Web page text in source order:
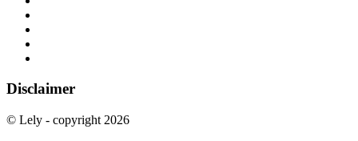
Disclaimer
© Lely - copyright 2026